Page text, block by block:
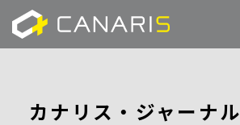
カナリス・ジャーナル